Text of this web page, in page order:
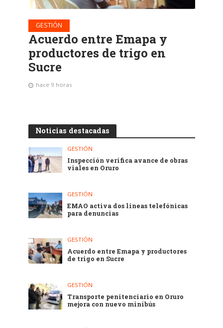
GESTIÓN
Acuerdo entre Emapa y
productores de trigo en
Sucre
hace 9 horas
Noticias destacadas
GESTIÓN
Inspección verifica avance de obras
viales en Oruro
GESTIÓN
EMAO activa dos líneas telefónicas
para denuncias
GESTIÓN
Acuerdo entre Emapa y productores
de trigo en Sucre
GESTIÓN
Transporte penitenciario en Oruro
mejora con nuevo minibús